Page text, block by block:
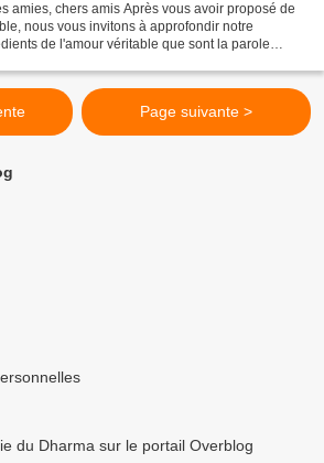
amies, chers amis Après vous avoir proposé de
nous vous invitons à approfondir notre
de l'amour véritable que sont la parole
Page suivante >
du Dharma sur le portail Overblog